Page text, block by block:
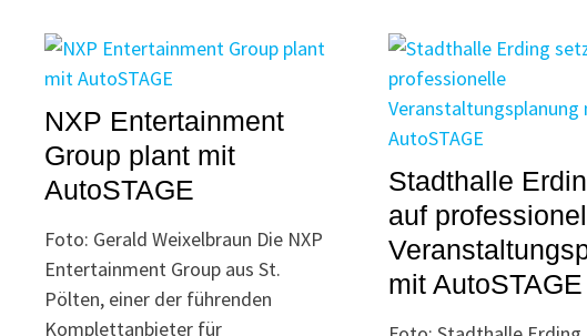
NXP Entertainment
Group plant mit
AutoSTAGE
Foto: Gerald Weixelbraun Die NXP
Entertainment Group aus St.
Pölten, einer der führenden
Komplettanbieter für
Stadthalle
auf
mit AutoSTAGE